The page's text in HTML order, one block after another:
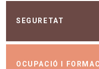
SEGURETAT
OCUPACIÓ I